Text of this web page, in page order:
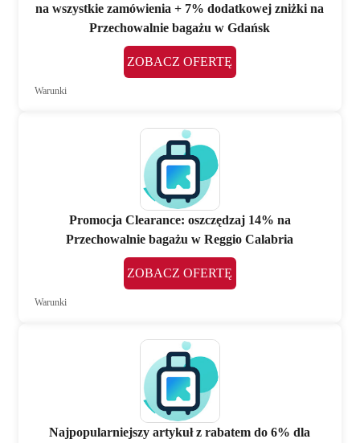
na wszystkie zamówienia + 7% dodatkowej zniżki na
Przechowalnie bagażu w Gdańsk
ZOBACZ OFERTĘ
Warunki
Promocja Clearance: oszczędzaj 14% na
Przechowalnie bagażu w Reggio Calabria
ZOBACZ OFERTĘ
Warunki
Najpopularniejszy artykuł z rabatem do 6% dla